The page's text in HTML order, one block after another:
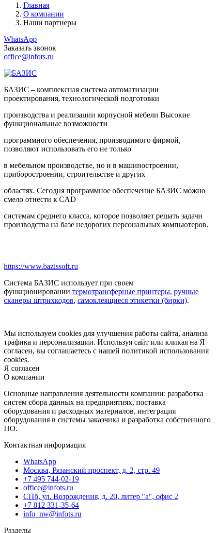
Главная
О компании
Наши партнеры
WhatsApp
Заказать звонок
office@infots.ru
БАЗИС – комплексная система автоматизации
проектирования, технологической подготовки
производства и реализации корпусной мебели Высокие
функциональные возможности
программного обеспечения, производимого фирмой,
позволяют использовать его не только
в мебельном производстве, но и в машиностроении,
приборостроении, строительстве и других
областях. Сегодня программное обеспечение БАЗИС можно
смело отнести к CAD
системам среднего класса, которое позволяет решать задачи
производства на базе недорогих персональных компьютеров.
https://www.bazissoft.ru
Система БАЗИС использует при своем
функционировании термотрансферные принтеры, ручные
сканеры штрихкодов, самоклеящиеся этикетки (бирки).
Мы используем cookies для улучшения работы сайта, анализа
трафика и персонализации. Используя сайт или кликая на Я
согласен, вы соглашаетесь с нашей политикой использования
cookies.
Я согласен
О компании
Основные направления деятельности компании: разработка
систем сбора данных на предприятиях, поставка
оборудования и расходных материалов, интеграция
оборудования в системы заказчика и разработка собственного
ПО.
Контактная информация
WhatsApp
Москва, Рязанский проспект, д. 2, стр. 49
+7 495 744-02-19
office@infots.ru
СПб, ул. Возрождения, д. 20, литер "a", офис 2
+7 812 331-35-64
info_nw@infots.ru
Разделы